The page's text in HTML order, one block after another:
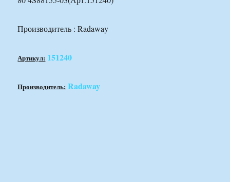
Производитель : Radaway
Артикул: 151240
Производитель: Radaway